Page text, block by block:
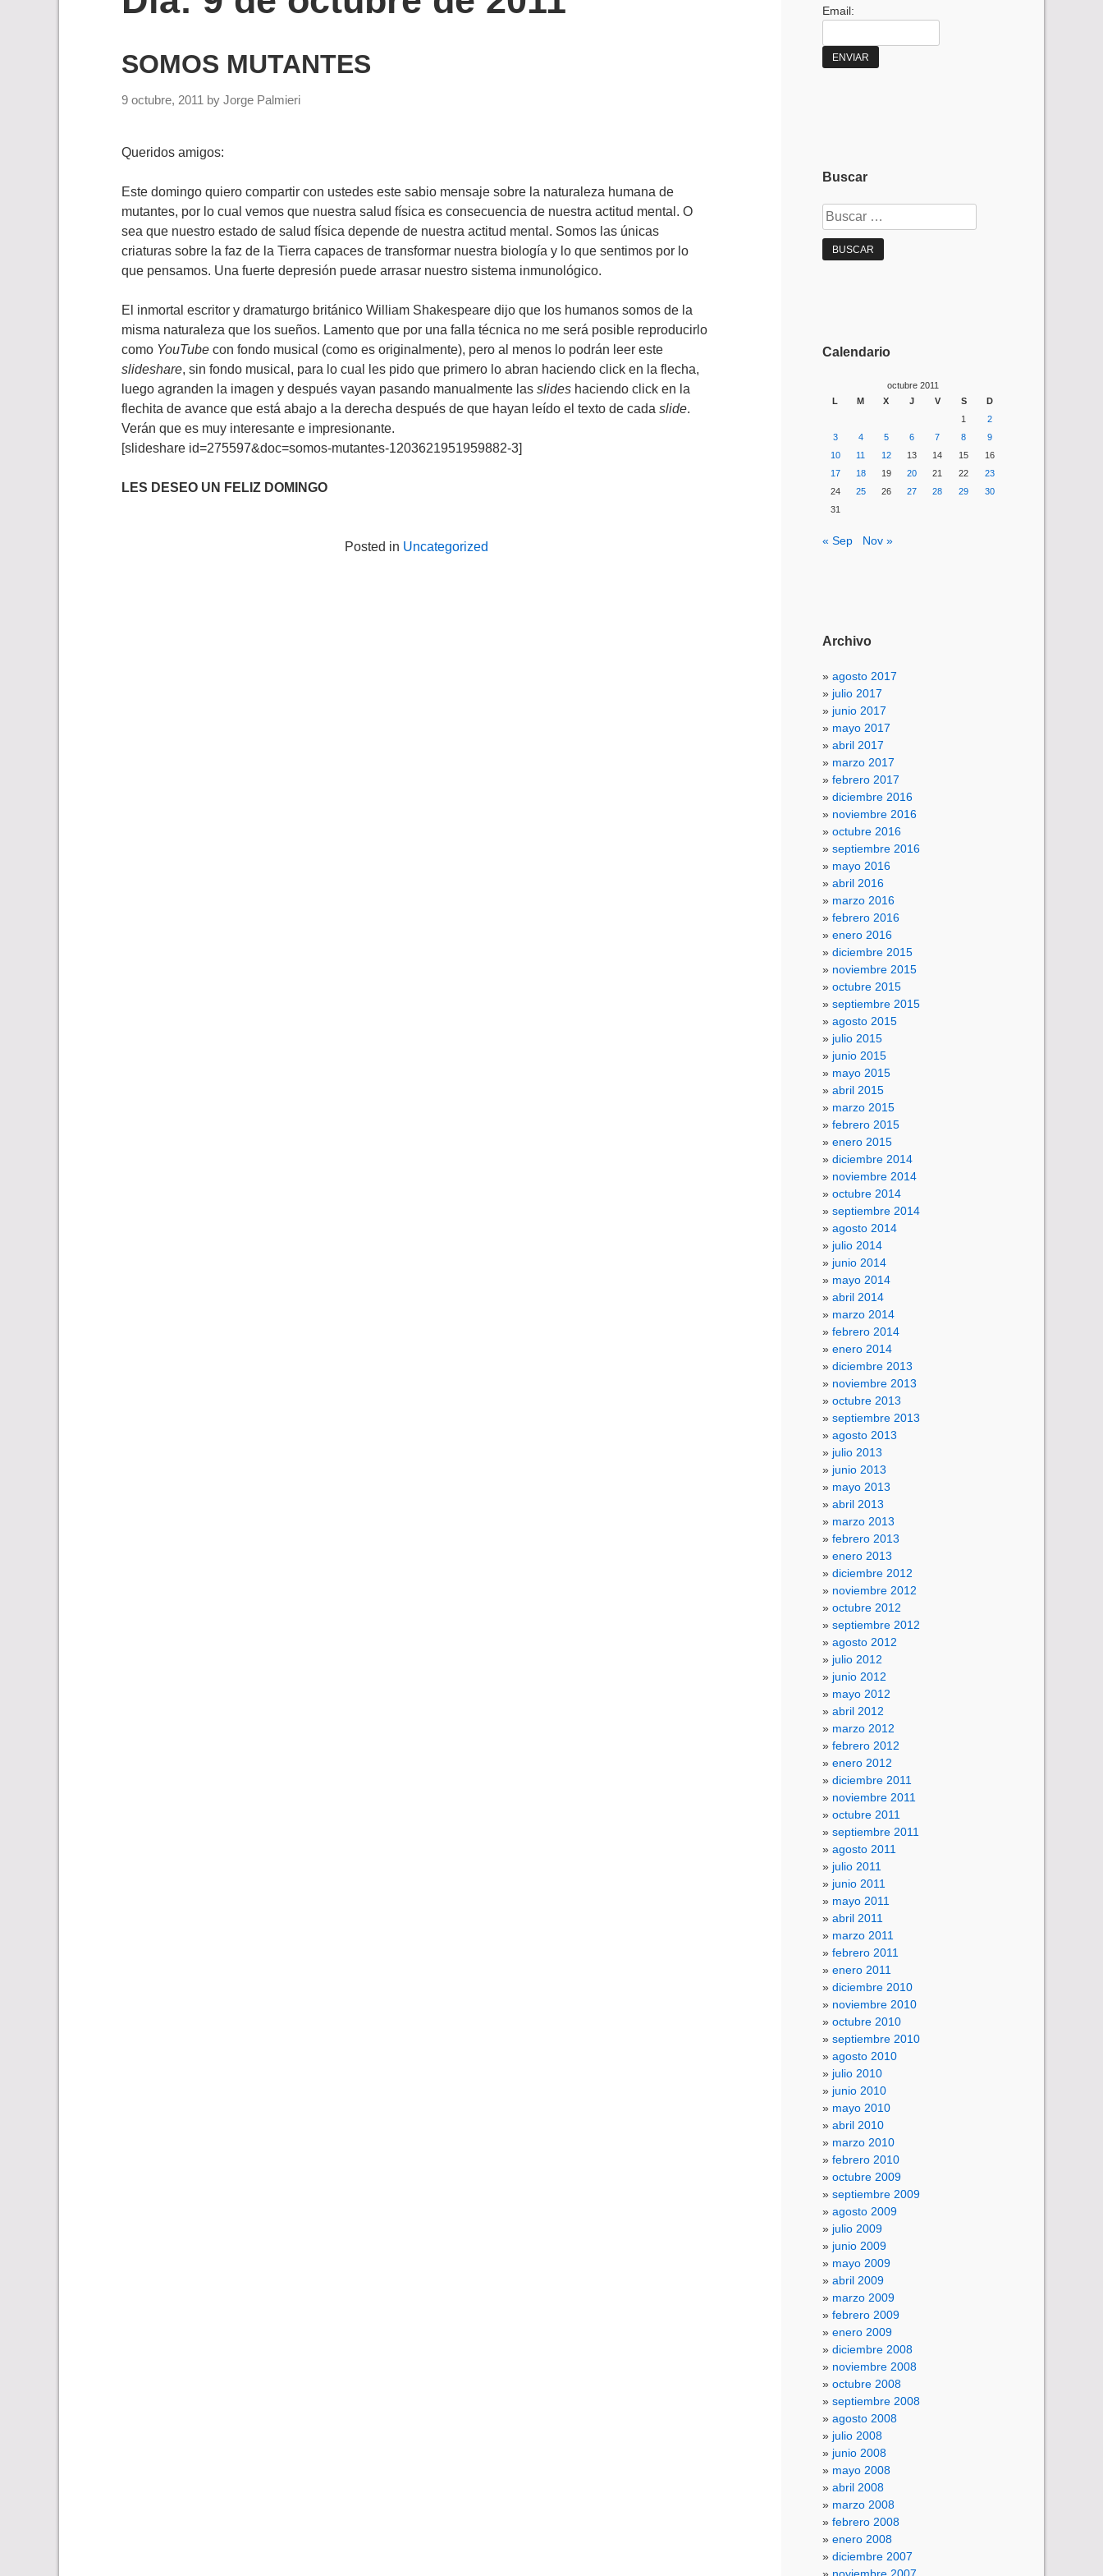
SOMOS MUTANTES
9 octubre, 2011 by Jorge Palmieri
Queridos amigos:
Este domingo quiero compartir con ustedes este sabio mensaje sobre la naturaleza humana de
mutantes, por lo cual vemos que nuestra salud física es consecuencia de nuestra actitud mental. O
sea que nuestro estado de salud física depende de nuestra actitud mental. Somos las únicas
criaturas sobre la faz de la Tierra capaces de transformar nuestra biología y lo que sentimos por lo
que pensamos. Una fuerte depresión puede arrasar nuestro sistema inmunológico.
El inmortal escritor y dramaturgo británico William Shakespeare dijo que los humanos somos de la
misma naturaleza que los sueños. Lamento que por una falla técnica no me será posible reproducirlo
como YouTube con fondo musical (como es originalmente), pero al menos lo podrán leer este
slideshare, sin fondo musical, para lo cual les pido que primero lo abran haciendo click en la flecha,
luego agranden la imagen y después vayan pasando manualmente las slides haciendo click en la
flechita de avance que está abajo a la derecha después de que hayan leído el texto de cada slide.
Verán que es muy interesante e impresionante.
[slideshare id=275597&doc=somos-mutantes-1203621951959882-3]
LES DESEO UN FELIZ DOMINGO
Posted in Uncategorized
Email:
Buscar
Buscar:
Calendario
octubre 2011
L
M X J V S
D
1
2
3
4 5 6 7 8
9
10
11 12 13 14 15
16
17
18 19 20 21 22
23
24
25 26 27 28 29
30
31
« Sep Nov »
Archivo
agosto 2017
julio 2017
junio 2017
mayo 2017
abril 2017
marzo 2017
febrero 2017
diciembre 2016
noviembre 2016
octubre 2016
septiembre 2016
mayo 2016
abril 2016
marzo 2016
febrero 2016
enero 2016
diciembre 2015
noviembre 2015
octubre 2015
septiembre 2015
agosto 2015
julio 2015
junio 2015
mayo 2015
abril 2015
marzo 2015
febrero 2015
enero 2015
diciembre 2014
noviembre 2014
octubre 2014
septiembre 2014
agosto 2014
julio 2014
junio 2014
mayo 2014
abril 2014
marzo 2014
febrero 2014
enero 2014
diciembre 2013
noviembre 2013
octubre 2013
septiembre 2013
agosto 2013
julio 2013
junio 2013
mayo 2013
abril 2013
marzo 2013
febrero 2013
enero 2013
diciembre 2012
noviembre 2012
octubre 2012
septiembre 2012
agosto 2012
julio 2012
junio 2012
mayo 2012
abril 2012
marzo 2012
febrero 2012
enero 2012
diciembre 2011
noviembre 2011
octubre 2011
septiembre 2011
agosto 2011
julio 2011
junio 2011
mayo 2011
abril 2011
marzo 2011
febrero 2011
enero 2011
diciembre 2010
noviembre 2010
octubre 2010
septiembre 2010
agosto 2010
julio 2010
junio 2010
mayo 2010
abril 2010
marzo 2010
febrero 2010
octubre 2009
septiembre 2009
agosto 2009
julio 2009
junio 2009
mayo 2009
abril 2009
marzo 2009
febrero 2009
enero 2009
diciembre 2008
noviembre 2008
octubre 2008
septiembre 2008
agosto 2008
julio 2008
junio 2008
mayo 2008
abril 2008
marzo 2008
febrero 2008
enero 2008
diciembre 2007
noviembre 2007